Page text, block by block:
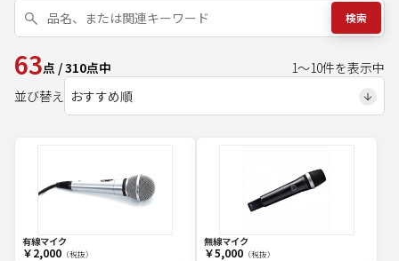
検索
63点 /310点中 1～10件を表示中
並び替え
有線マイク
￥2,000（税抜）
無線マイク
￥5,000（税抜）